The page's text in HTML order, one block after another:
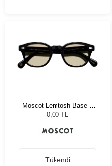
Moscot Lemtosh Base 2
Black 46 Amber
0,00 TL
Tükendi